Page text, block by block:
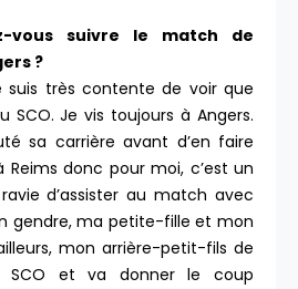
vous suivre le match de
?
suis très contente de voir que
SCO. Je vis toujours à Angers.
sa carrière avant d’en faire
donc pour moi, c’est un
d’assister au match avec
gendre, ma petite-fille et mon
mon arrière-petit-fils de
et va donner le coup